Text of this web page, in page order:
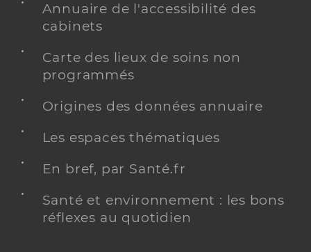
Annuaire de l'accessibilité des
cabinets
Carte des lieux de soins non
programmés
Origines des données annuaire
Les espaces thématiques
En bref, par Santé.fr
Santé et environnement : les bons
réflexes au quotidien